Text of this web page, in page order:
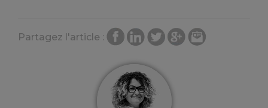
Partagez l'article :